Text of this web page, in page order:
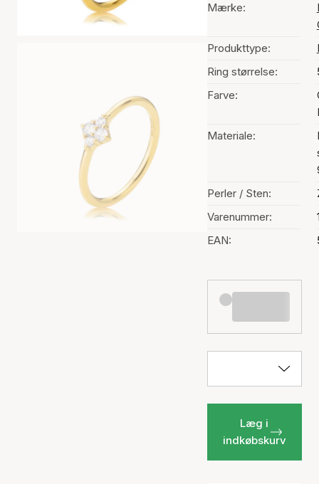
Mærke:
Produkttype:
Ring størrelse:
Farve:
Materiale:
Perler / Sten:
Varenummer:
EAN:
Læg i
indkøbskurv